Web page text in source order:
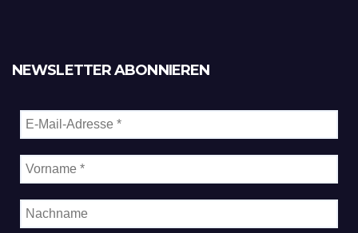
NEWSLETTER ABONNIEREN